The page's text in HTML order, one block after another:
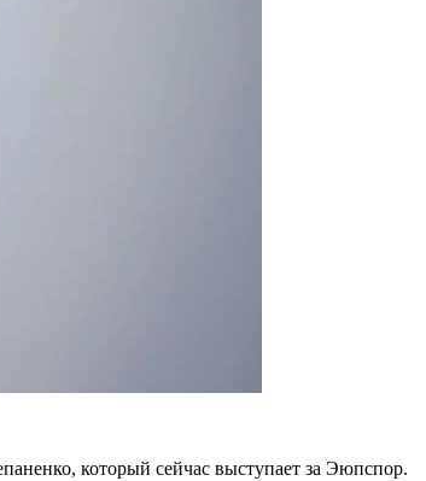
который сейчас выступает за Эюпспор.